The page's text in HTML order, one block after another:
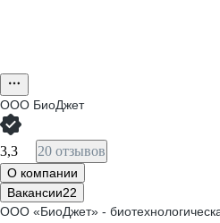
ООО БиоДжет
3,3 20 отзывов
О компании
Вакансии22
ООО «БиоДжет» -